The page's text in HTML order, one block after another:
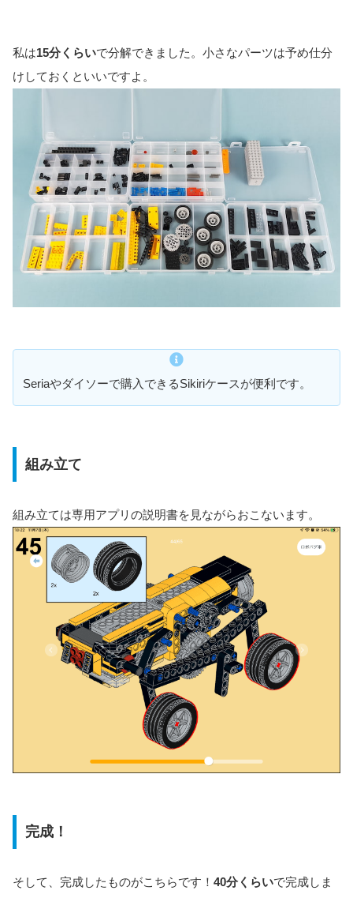
私は15分くらいで分解できました。小さなパーツは予め仕分
けしておくといいですよ。
Seriaやダイソーで購入できるSikiriケースが便利です。
組み立て
組み立ては専用アプリの説明書を見ながらおこないます。
完成！
そして、完成したものがこちらです！ 40分くらいで完成しま